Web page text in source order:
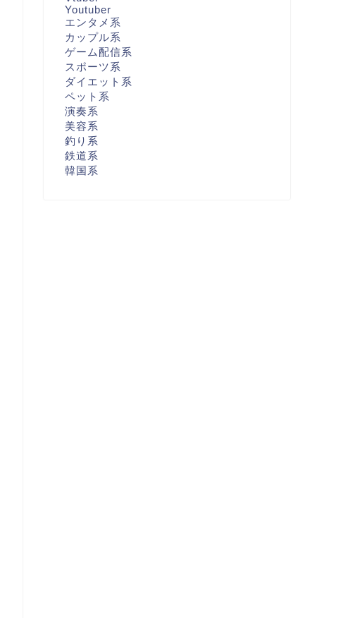
Youtuber
エンタメ系
カップル系
ゲーム配信系
スポーツ系
ダイエット系
ペット系
演奏系
美容系
釣り系
鉄道系
韓国系